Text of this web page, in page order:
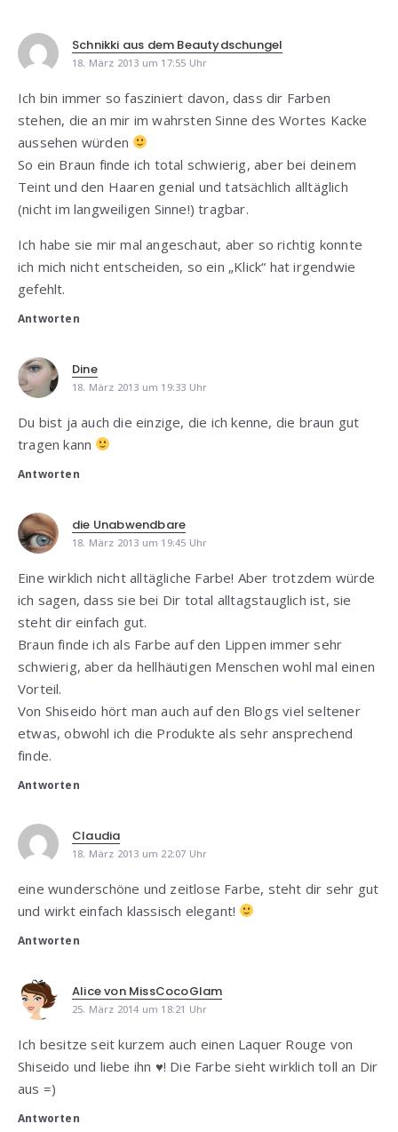
Schnikki aus dem Beautydschungel
18. März 2013 um 17:55 Uhr
Ich bin immer so fasziniert davon, dass dir Farben
stehen, die an mir im wahrsten Sinne des Wortes Kacke
aussehen würden
So ein Braun finde ich total schwierig, aber bei deinem
Teint und den Haaren genial und tatsächlich alltäglich
(nicht im langweiligen Sinne!) tragbar.
Ich habe sie mir mal angeschaut, aber so richtig konnte
ich mich nicht entscheiden, so ein „Klick“ hat irgendwie
gefehlt.
Antworten
Dine
18. März 2013 um 19:33 Uhr
Du bist ja auch die einzige, die ich kenne, die braun gut
tragen kann
Antworten
die Unabwendbare
18. März 2013 um 19:45 Uhr
Eine wirklich nicht alltägliche Farbe! Aber trotzdem würde
ich sagen, dass sie bei Dir total alltagstauglich ist, sie
steht dir einfach gut.
Braun finde ich als Farbe auf den Lippen immer sehr
schwierig, aber da hellhäutigen Menschen wohl mal einen
Vorteil.
Von Shiseido hört man auch auf den Blogs viel seltener
etwas, obwohl ich die Produkte als sehr ansprechend
finde.
Antworten
Claudia
18. März 2013 um 22:07 Uhr
eine wunderschöne und zeitlose Farbe, steht dir sehr gut
und wirkt einfach klassisch elegant!
Antworten
Alice von MissCocoGlam
25. März 2014 um 18:21 Uhr
Ich besitze seit kurzem auch einen Laquer Rouge von
Shiseido und liebe ihn ♥! Die Farbe sieht wirklich toll an Dir
aus =)
Antworten